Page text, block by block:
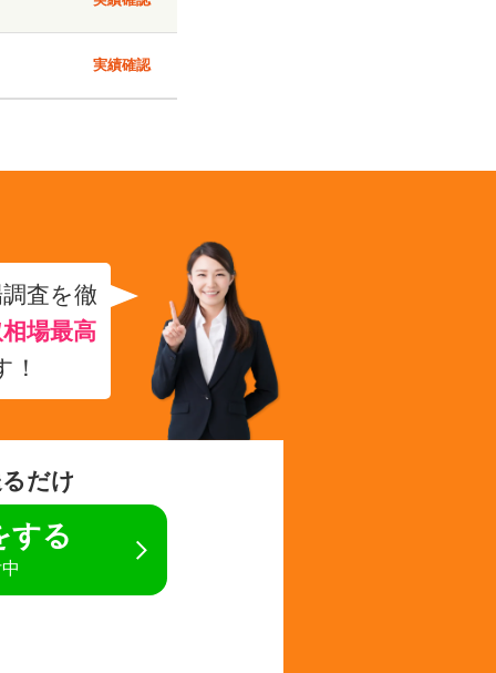
実績確認
査を徹
場最高
！
だけ
する